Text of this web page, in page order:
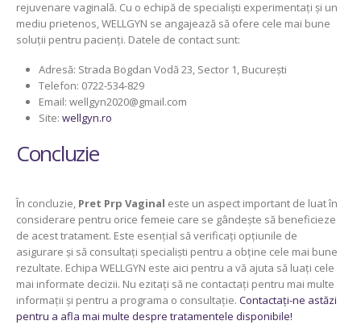
rejuvenare vaginală. Cu o echipă de specialiști experimentați și un
mediu prietenos, WELLGYN se angajează să ofere cele mai bune
soluții pentru pacienți. Datele de contact sunt:
Adresă: Strada Bogdan Vodă 23, Sector 1, București
Telefon: 0722-534-829
Email: wellgyn2020@gmail.com
Site: wellgyn.ro
Concluzie
În concluzie, Pret Prp Vaginal este un aspect important de luat în
considerare pentru orice femeie care se gândește să beneficieze
de acest tratament. Este esențial să verificați opțiunile de
asigurare și să consultați specialiști pentru a obține cele mai bune
rezultate. Echipa WELLGYN este aici pentru a vă ajuta să luați cele
mai informate decizii. Nu ezitați să ne contactați pentru mai multe
informații și pentru a programa o consultație. Contactați-ne astăzi
pentru a afla mai multe despre tratamentele disponibile!